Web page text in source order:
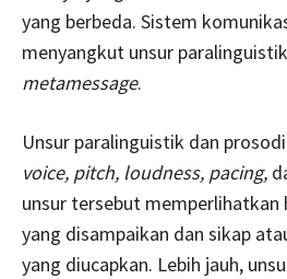
yang berbeda. Sistem
menyangkut unsur
metamessage.
Unsur paralinguistik dan
voice, pitch, loudness, pacing,
unsur tersebut memperlihatkan
yang disampaikan dan sikap
yang diucapkan. Lebih jauh,